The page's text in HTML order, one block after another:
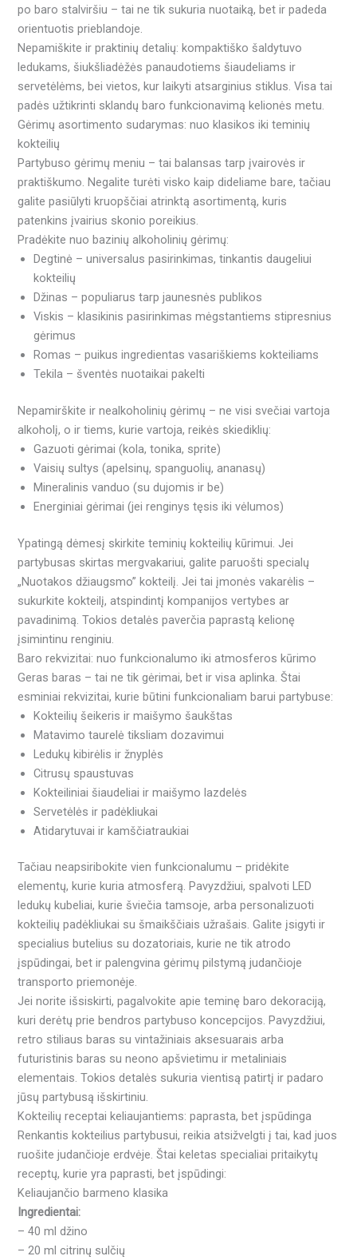
po baro stalviršiu – tai ne tik sukuria nuotaiką, bet ir padeda
orientuotis prieblandoje.
Nepamiškite ir praktinių detalių: kompaktiško šaldytuvo
ledukams, šiukšliadėžės panaudotiems šiaudeliams ir
servetėlėms, bei vietos, kur laikyti atsarginius stiklus. Visa tai
padės užtikrinti sklandų baro funkcionavimą kelionės metu.
Gėrimų asortimento sudarymas: nuo klasikos iki teminių
kokteilių
Partybuso gėrimų meniu – tai balansas tarp įvairovės ir
praktiškumo. Negalite turėti visko kaip dideliame bare, tačiau
galite pasiūlyti kruopščiai atrinktą asortimentą, kuris
patenkins įvairius skonio poreikius.
Pradėkite nuo bazinių alkoholinių gėrimų:
Degtinė – universalus pasirinkimas, tinkantis daugeliui
kokteilių
Džinas – populiarus tarp jaunesnės publikos
Viskis – klasikinis pasirinkimas mėgstantiems stipresnius
gėrimus
Romas – puikus ingredientas vasariškiems kokteiliams
Tekila – šventės nuotaikai pakelti
Nepamirškite ir nealkoholinių gėrimų – ne visi svečiai vartoja
alkoholį, o ir tiems, kurie vartoja, reikės skiediklių:
Gazuoti gėrimai (kola, tonika, sprite)
Vaisių sultys (apelsinų, spanguolių, ananasų)
Mineralinis vanduo (su dujomis ir be)
Energiniai gėrimai (jei renginys tęsis iki vėlumos)
Ypatingą dėmesį skirkite teminių kokteilių kūrimui. Jei
partybusas skirtas mergvakariui, galite paruošti specialų
„Nuotakos džiaugsmo” kokteilį. Jei tai įmonės vakarėlis –
sukurkite kokteilį, atspindintį kompanijos vertybes ar
pavadinimą. Tokios detalės paverčia paprastą kelionę
įsimintinu renginiu.
Baro rekvizitai: nuo funkcionalumo iki atmosferos kūrimo
Geras baras – tai ne tik gėrimai, bet ir visa aplinka. Štai
esminiai rekvizitai, kurie būtini funkcionaliam barui partybuse:
Kokteilių šeikeris ir maišymo šaukštas
Matavimo taurelė tiksliam dozavimui
Ledukų kibirėlis ir žnyplės
Citrusų spaustuvas
Kokteiliniai šiaudeliai ir maišymo lazdelės
Servetėlės ir padėkliukai
Atidarytuvai ir kamščiatraukiai
Tačiau neapsiribokite vien funkcionalumu – pridėkite
elementų, kurie kuria atmosferą. Pavyzdžiui, spalvoti LED
ledukų kubeliai, kurie šviečia tamsoje, arba personalizuoti
kokteilių padėkliukai su šmaikščiais užrašais. Galite įsigyti ir
specialius butelius su dozatoriais, kurie ne tik atrodo
įspūdingai, bet ir palengvina gėrimų pilstymą judančioje
transporto priemonėje.
Jei norite išsiskirti, pagalvokite apie teminę baro dekoraciją,
kuri derėtų prie bendros partybuso koncepcijos. Pavyzdžiui,
retro stiliaus baras su vintažiniais aksesuarais arba
futuristinis baras su neono apšvietimu ir metaliniais
elementais. Tokios detalės sukuria vientisą patirtį ir padaro
jūsų partybusą išskirtiniu.
Kokteilių receptai keliaujantiems: paprasta, bet įspūdinga
Renkantis kokteilius partybusui, reikia atsižvelgti į tai, kad juos
ruošite judančioje erdvėje. Štai keletas specialiai pritaikytų
receptų, kurie yra paprasti, bet įspūdingi:
Keliaujančio barmeno klasika
Ingredientai:
– 40 ml džino
– 20 ml citrinų sulčių